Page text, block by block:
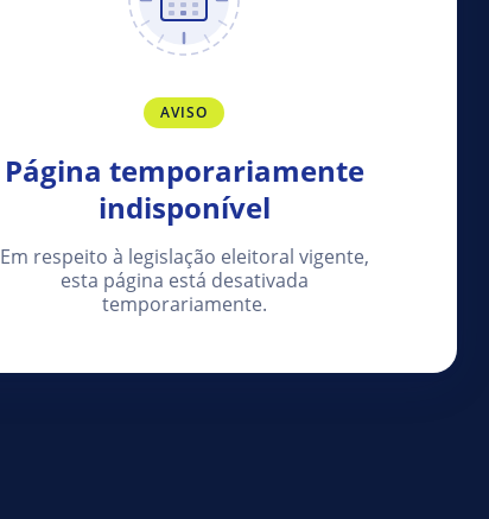
AVISO
Página temporariamente
indisponível
Em respeito à legislação eleitoral vigente,
esta página está desativada
temporariamente.